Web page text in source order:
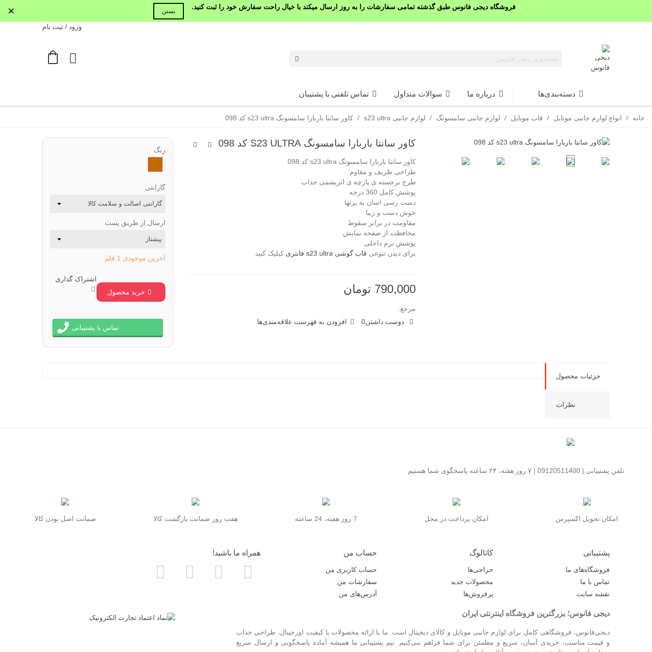
فروشگاه دیجی فانوس طبق گذشته تمامی سفارشات را به روز ارسال میکند با خیال راحت سفارش خود را ثبت کنید.
بستن ×
ورود / ثبت نام
دسته‌بندی‌ها درباره ما سوالات متداول تماس تلفنی با پشتیبان
خانه / انواع لوازم جانبی موبایل / قاب موبایل / لوازم جانبی سامسونگ / لوازم جانبی s23 ultra / کاور سانتا باربارا سامسونگ s23 ultra کد 098
کاور سانتا باربارا سامسونگ S23 ULTRA کد 098
کاور سانتا باربارا سامسونگ s23 ultra کد 098
طراحی ظریف و مقاوم
طرح برجسته ی پارچه ی ابریشمی جذاب
پوشش کامل 360 درجه
دست رسی اسان به پرتها
خوش دست و زیبا
مقاومت در برابر سقوط
محافظت از صفحه نمایش
پوشش نرم داخلی
برای دیدن تنوعی قاب گوشی s23 ultra فانتزی کیلیک کنید
790,000 تومان
مرجع:
دوست داشتن0 افزودن به فهرست علاقه‌مندی‌ها
رنگ
ای
گارانتی
ارسال از طریق پست
آخرین موجودی 1 قلم
خرید محصول
اشتراک گذاری
تماس با پشتیبانی
جزئیات محصول
نظرات
تلفن پشتیبانی | 09120511400 | ۷ روز هفته، ۲۴ ساعته پاسخگوی شما هستیم
امکان تحویل اکسپرس امکان پرداخت در محل 7 روز هفته، 24 ساعته هفت روز ضمانت بازگشت کالا ضمانت اصل بودن کالا
پشتیبانی
فروشگاه‌های ما
تماس با ما
نقشه سایت
کاتالوگ
حراجی‌ها
محصولات جدید
پرفروش‌ها
حساب من
حساب کاربری من
سفارشات من
آدرس‌های من
همراه ما باشید!
دیجی فانوس؛ بزرگترین فروشگاه اینترنتی ایران
دیجی‌فانوس، فروشگاهی کامل برای لوازم جانبی موبایل و کالای دیجیتال است. ما با ارائه محصولات با کیفیت اورجینال، طراحی جذاب
و قیمت مناسب، خریدی آسان، سریع و مطمئن برای شما فراهم می‌کنیم. تیم پشتیبانی ما همیشه آماده پاسخگویی و ارسال سریع